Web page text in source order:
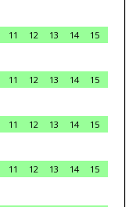
11 12 13 14
15
11 12 13 14
15
11 12 13 14
15
11 12 13 14
15